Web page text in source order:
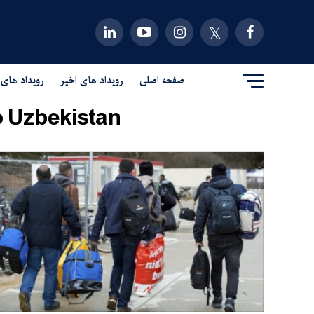
صفحه اصلی رویداد های اخیر رویداد